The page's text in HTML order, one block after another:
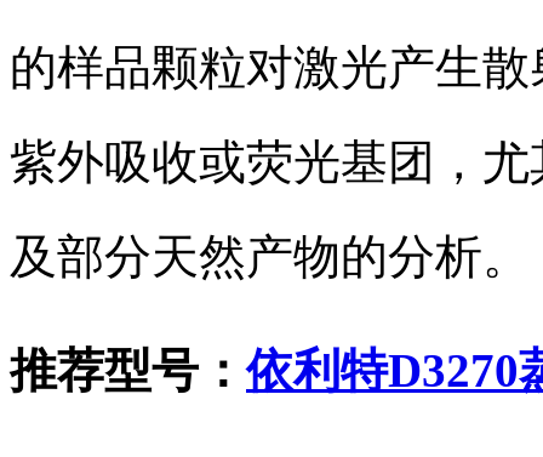
的样品颗粒对激光产生
紫外吸收或荧光基团，
及部分天然产物的分析。
推荐型号：依利特D3270